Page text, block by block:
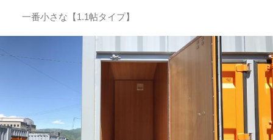
一番小さな【1.1帖タイプ】